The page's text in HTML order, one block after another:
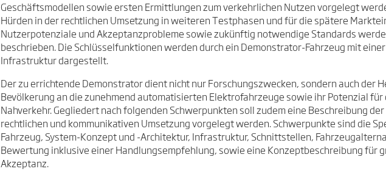
Geschäftsmodellen sowie ersten Ermittlungen zum verkehrlichen Nutzen vorgelegt
Hürden in der rechtlichen Umsetzung in weiteren Testphasen und für die spätere
Nutzerpotenziale und Akzeptanzprobleme sowie zukünftig notwendige Standards
beschrieben. Die Schlüsselfunktionen werden durch ein Demonstrator-Fahrzeug mit
Infrastruktur dargestellt.
Der zu errichtende Demonstrator dient nicht nur Forschungszwecken, sondern auch der
Bevölkerung an die zunehmend automatisierten Elektrofahrzeuge sowie ihr Potenzial
Nahverkehr. Gegliedert nach folgenden Schwerpunkten soll zudem eine Beschreibung
rechtlichen und kommunikativen Umsetzung vorgelegt werden. Schwerpunkte sind die
Fahrzeug, System-Konzept und -Architektur, Infrastruktur, Schnittstellen,
Bewertung inklusive einer Handlungsempfehlung, sowie eine Konzeptbeschreibung für
Akzeptanz.